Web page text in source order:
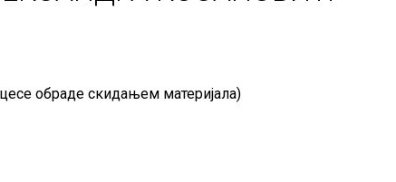
обраде скидањем материјала)